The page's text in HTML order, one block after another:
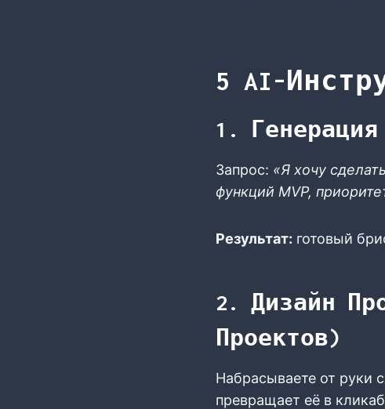
5 AI-
1. Генерация
Запрос: «Я хочу
функций MVP,
Результат: готовый
2. Дизайн
Проектов)
Набрасываете от руки
превращает её в